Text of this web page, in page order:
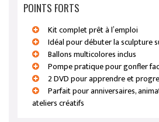
POINTS FORTS
Kit complet prêt à l’emploi
Idéal pour débuter la sculpture
Ballons multicolores inclus
Pompe pratique pour gonfler
2 DVD pour apprendre et
Parfait pour anniversaires,
ateliers créatifs